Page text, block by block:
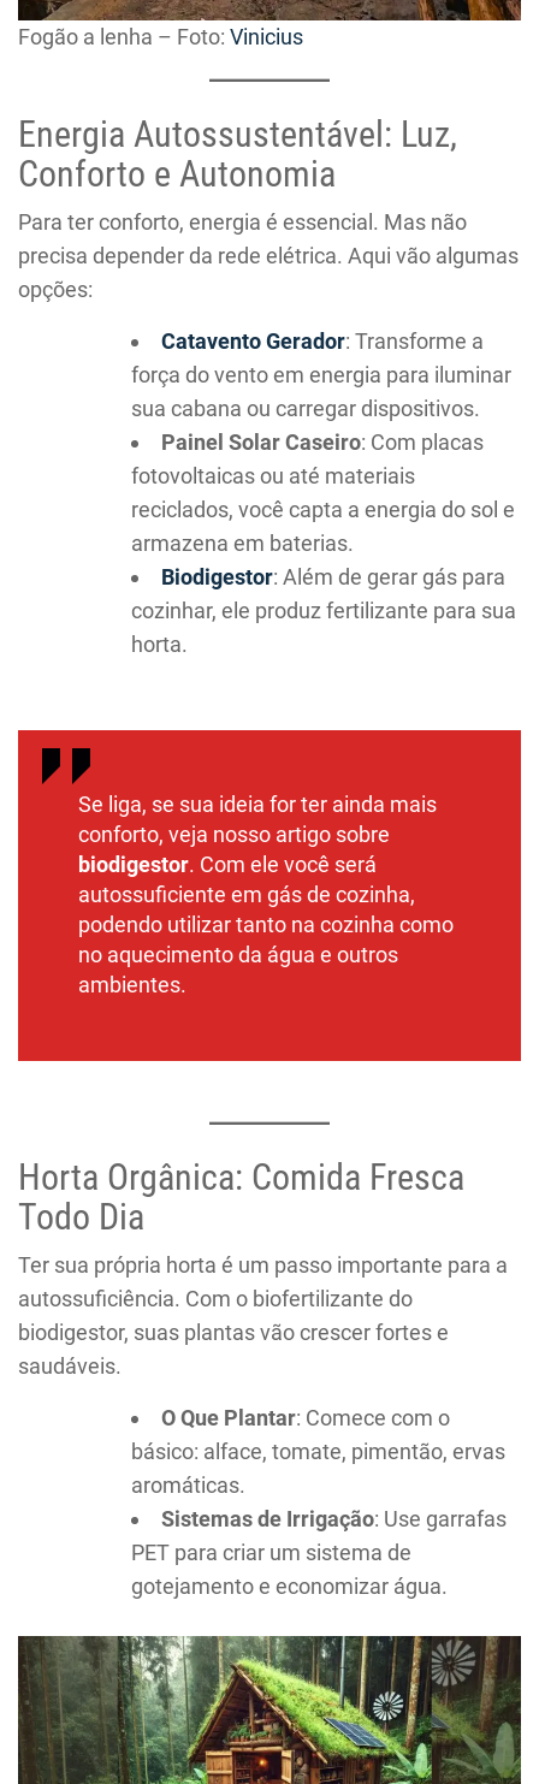
Fogão a lenha – Foto: Vinicius
Energia Autossustentável: Luz,
Conforto e Autonomia
Para ter conforto, energia é essencial. Mas não
precisa depender da rede elétrica. Aqui vão algumas
opções:
Catavento Gerador: Transforme a
força do vento em energia para iluminar
sua cabana ou carregar dispositivos.
Painel Solar Caseiro: Com placas
fotovoltaicas ou até materiais
reciclados, você capta a energia do sol e
armazena em baterias.
Biodigestor: Além de gerar gás para
cozinhar, ele produz fertilizante para sua
horta.
Se liga, se sua ideia for ter ainda mais
conforto, veja nosso artigo sobre
biodigestor. Com ele você será
autossuficiente em gás de cozinha,
podendo utilizar tanto na cozinha como
no aquecimento da água e outros
ambientes.
Horta Orgânica: Comida Fresca
Todo Dia
Ter sua própria horta é um passo importante para a
autossuficiência. Com o biofertilizante do
biodigestor, suas plantas vão crescer fortes e
saudáveis.
O Que Plantar: Comece com o
básico: alface, tomate, pimentão, ervas
aromáticas.
Sistemas de Irrigação: Use garrafas
PET para criar um sistema de
gotejamento e economizar água.